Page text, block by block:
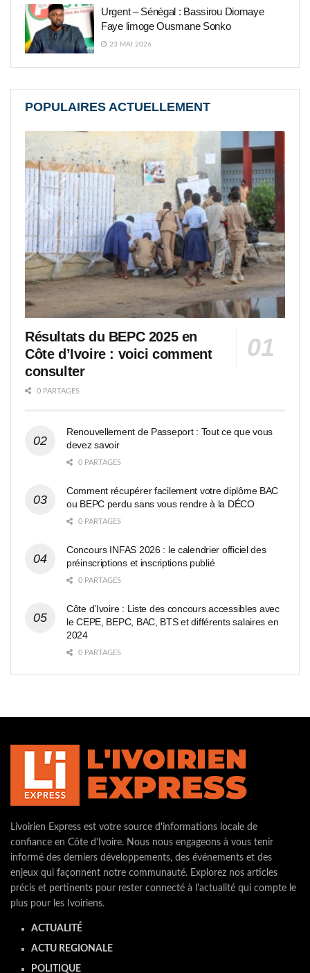
Urgent – Sénégal : Bassirou Diomaye
Faye limoge Ousmane Sonko
23 MAI 2026
POPULAIRES ACTUELLEMENT
Résultats du BEPC 2025 en
Côte d’Ivoire : voici comment
consulter
0 PARTAGES
Renouvellement de Passeport : Tout ce que vous
devez savoir
0 PARTAGES
Comment récupérer facilement votre diplôme BAC
ou BEPC perdu sans vous rendre à la DÉCO
0 PARTAGES
Concours INFAS 2026 : le calendrier officiel des
préinscriptions et inscriptions publié
0 PARTAGES
Côte d’Ivoire : Liste des concours accessibles avec
le CEPE, BEPC, BAC, BTS et différents salaires en
2024
0 PARTAGES
Livoirien Express est votre source d'informations locale de
confiance en Côte d'Ivoire. Nous nous engageons à vous tenir
informé des derniers développements, des événements et des
enjeux qui façonnent notre communauté. Explorez nos articles
précis et pertinents pour rester connecté à l'actualité qui compte le
plus pour les Ivoiriens.
ACTUALITÉ
ACTU REGIONALE
POLITIQUE